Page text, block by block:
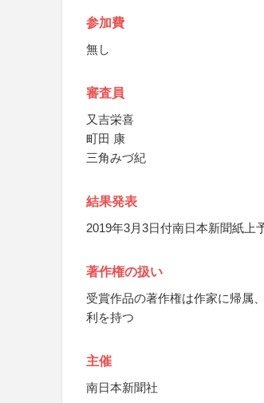
参加費
無し
審査員
又吉栄喜
町田 康
三角みづ紀
結果発表
2019年3月3日付南日本新聞紙上
著作権の扱い
受賞作品の著作権は作家に帰属
利を持つ
主催
南日本新聞社